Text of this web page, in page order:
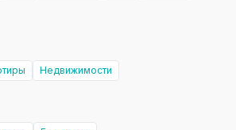
Недвижимости